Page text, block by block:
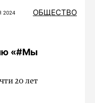
2024
ОБЩЕСТВО
«#Мы
20 лет